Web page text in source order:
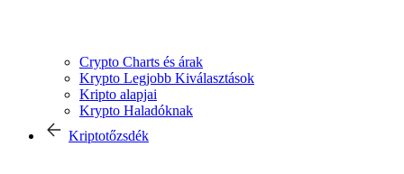
Crypto Charts és árak
Krypto Legjobb Kiválasztások
Kripto alapjai
Krypto Haladóknak
Kriptotőzsdék